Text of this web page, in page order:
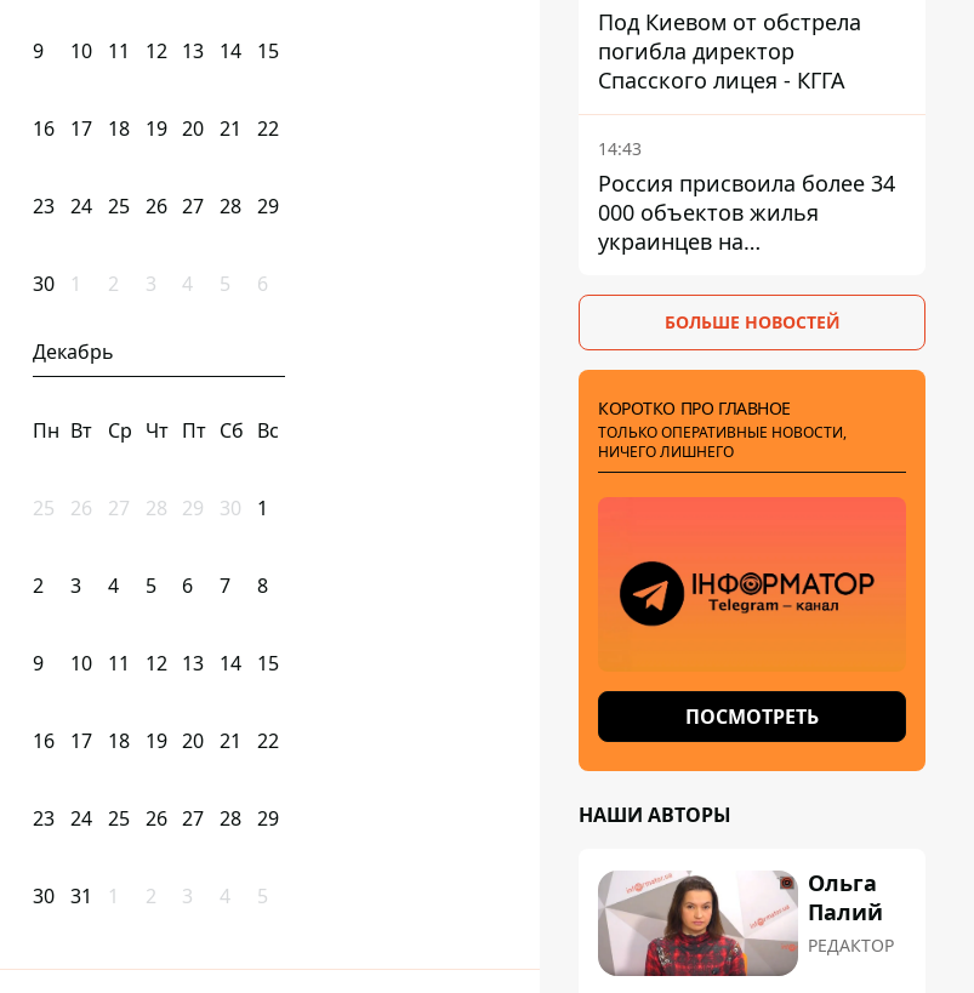
9 10 11 12 13 14 15
16 17 18 19 20 21 22
23 24 25 26 27 28 29
30 1 2 3 4 5 6
Декабрь
Пн Вт Ср Чт Пт Сб Вс
25 26 27 28 29 30 1
2 3 4 5 6 7 8
9 10 11 12 13 14 15
16 17 18 19 20 21 22
23 24 25 26 27 28 29
30 31 1 2 3 4 5
Под Киевом от обстрела
погибла директор
Спасского лицея - КГГА
14:43
Россия присвоила более 34
000 объектов жилья
украинцев на
территориях -
расследование BBC
БОЛЬШЕ НОВОСТЕЙ
КОРОТКО ПРО ГЛАВНОЕ
ТОЛЬКО ОПЕРАТИВНЫЕ НОВОСТИ,
НИЧЕГО ЛИШНЕГО
ПОСМОТРЕТЬ
НАШИ АВТОРЫ
Ольга
Палий
РЕДАКТОР